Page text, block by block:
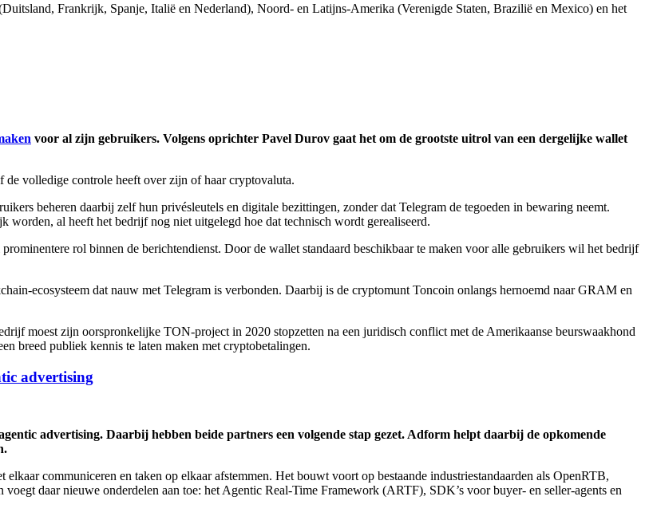
Frankrijk, Spanje, Italië en Nederland), Noord- en Latijns-Amerika (Verenigde Staten, Brazilië en Mexico) en het
voor al zijn gebruikers. Volgens oprichter Pavel Durov gaat het om de grootste uitrol van een dergelijke wallet
volledige controle heeft over zijn of haar cryptovaluta.
beheren daarbij zelf hun privésleutels en digitale bezittingen, zonder dat Telegram de tegoeden in bewaring neemt.
al heeft het bedrijf nog niet uitgelegd hoe dat technisch wordt gerealiseerd.
rol binnen de berichtendienst. Door de wallet standaard beschikbaar te maken voor alle gebruikers wil het bedrijf
ecosysteem dat nauw met Telegram is verbonden. Daarbij is de cryptomunt Toncoin onlangs hernoemd naar GRAM en
moest zijn oorspronkelijke TON-project in 2020 stopzetten na een juridisch conflict met de Amerikaanse beurswaakhond
breed publiek kennis te laten maken met cryptobetalingen.
advertising
advertising. Daarbij hebben beide partners een volgende stap gezet. Adform helpt daarbij de opkomende
communiceren en taken op elkaar afstemmen. Het bouwt voort op bestaande industriestandaarden als OpenRTB,
daar nieuwe onderdelen aan toe: het Agentic Real-Time Framework (ARTF), SDK’s voor buyer- en seller-agents en